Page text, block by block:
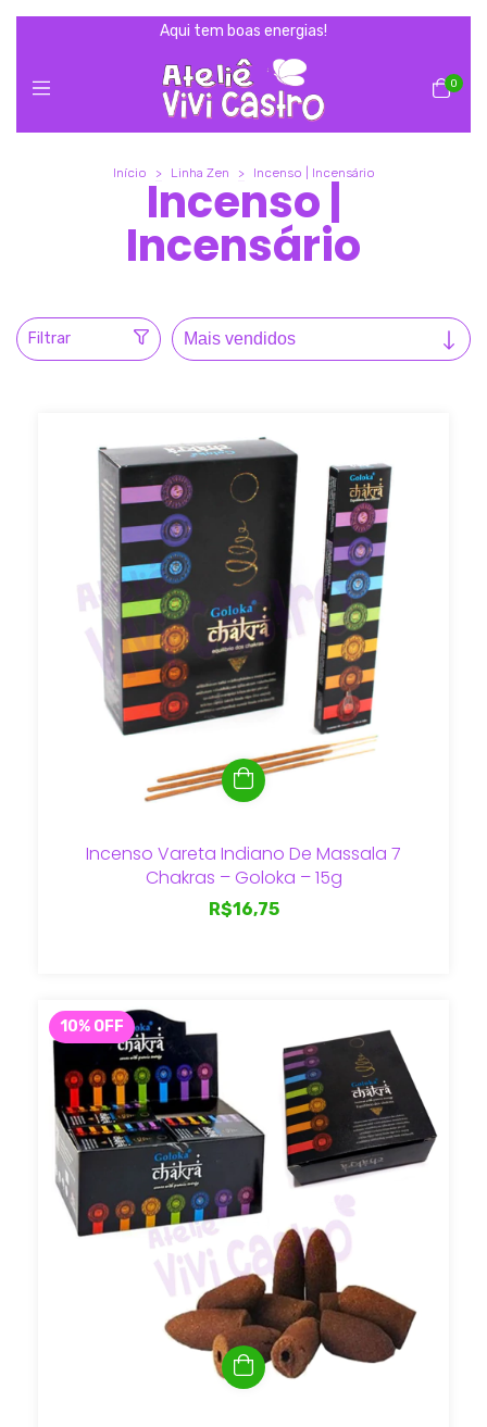
Aqui tem boas energias!
0
Início > Linha Zen > Incenso | Incensário
Incenso |
Incensário
Filtrar
Incenso Vareta Indiano De Massala 7
Chakras – Goloka – 15g
R$16,75
10% OFF